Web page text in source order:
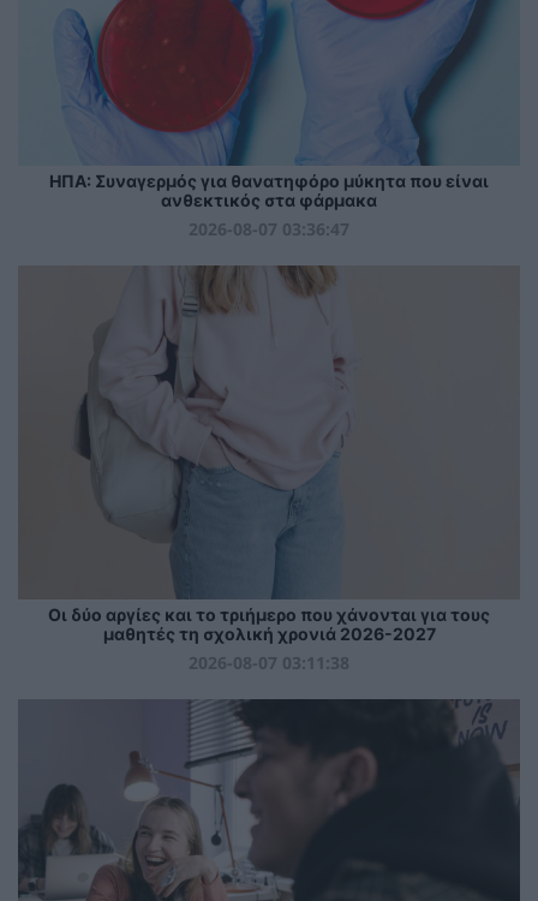
ΗΠΑ: Συναγερμός για θανατηφόρο μύκητα που είναι
ανθεκτικός στα φάρμακα
2026-08-07 03:36:47
Οι δύο αργίες και το τριήμερο που χάνονται για τους
μαθητές τη σχολική χρονιά 2026-2027
2026-08-07 03:11:38